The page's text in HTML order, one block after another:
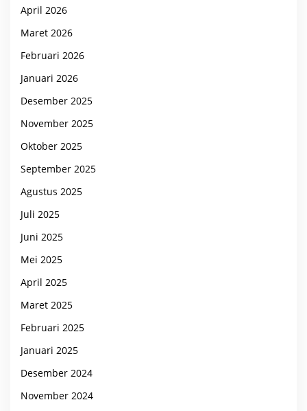
April 2026
Maret 2026
Februari 2026
Januari 2026
Desember 2025
November 2025
Oktober 2025
September 2025
Agustus 2025
Juli 2025
Juni 2025
Mei 2025
April 2025
Maret 2025
Februari 2025
Januari 2025
Desember 2024
November 2024